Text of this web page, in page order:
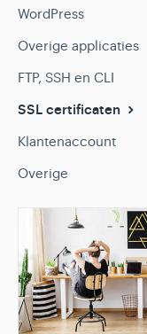
WordPress
Overige applicaties
FTP, SSH en CLI
SSL certificaten
Klantenaccount
Overige